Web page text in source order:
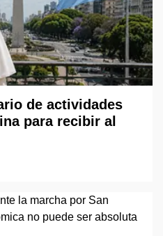
de actividades
para recibir al